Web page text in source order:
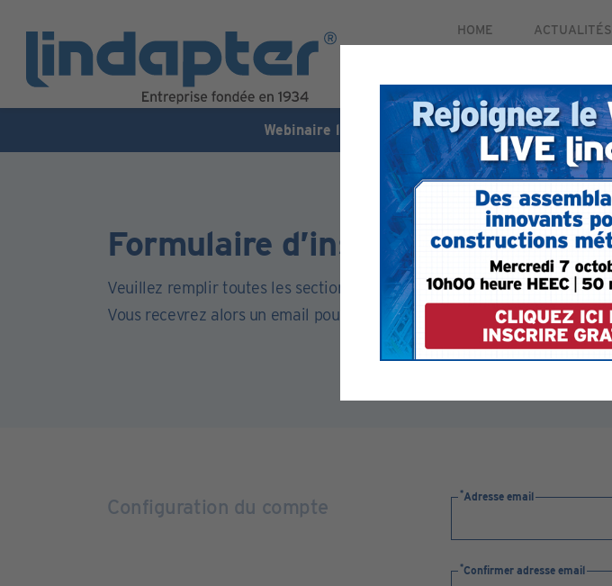
HOME ACTUALITÉS
Webinaire live - 7 octobre. Pour plus
Formulaire d’inscription
Veuillez remplir toutes les sections de ce formulaire.
Vous recevrez alors un email pour activer votre compte.
Configuration du compte Adresse email
Confirmer adresse email